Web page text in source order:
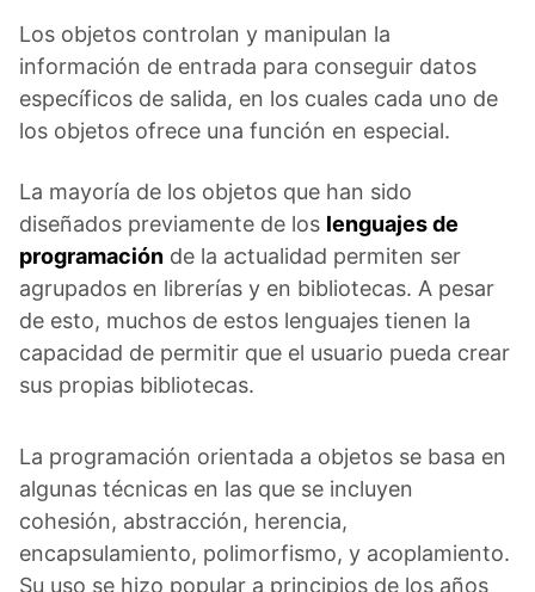
Los objetos controlan y manipulan la
información de entrada para conseguir datos
específicos de salida, en los cuales cada uno de
los objetos ofrece una función en especial.
La mayoría de los objetos que han sido
diseñados previamente de los lenguajes de
programación de la actualidad permiten ser
agrupados en librerías y en bibliotecas. A pesar
de esto, muchos de estos lenguajes tienen la
capacidad de permitir que el usuario pueda crear
sus propias bibliotecas.
La programación orientada a objetos se basa en
algunas técnicas en las que se incluyen
cohesión, abstracción, herencia,
encapsulamiento, polimorfismo, y acoplamiento.
Su uso se hizo popular a principios de los años